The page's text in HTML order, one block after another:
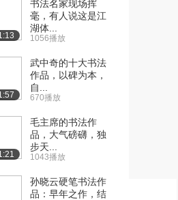
书法名家现场挥
毫，有人说这是江
湖体...
1056播放
武中奇的十大书法
作品，以碑为本，
自...
670播放
毛主席的书法作
品，大气磅礴，独
步天...
1043播放
孙晓云硬笔书法作
品：早年之作，结